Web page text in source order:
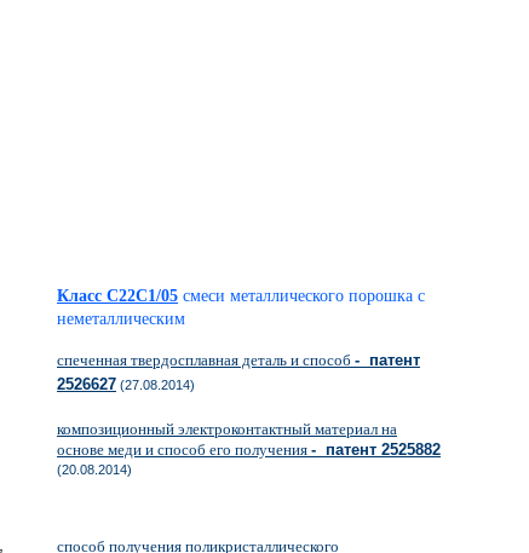
Класс C22C1/05 смеси металлического порошка с
неметаллическим
спеченная твердосплавная деталь и способ - патент
2526627 (27.08.2014)
композиционный электроконтактный материал на
основе меди и способ его получения - патент 2525882
(20.08.2014)
способ получения поликристаллического